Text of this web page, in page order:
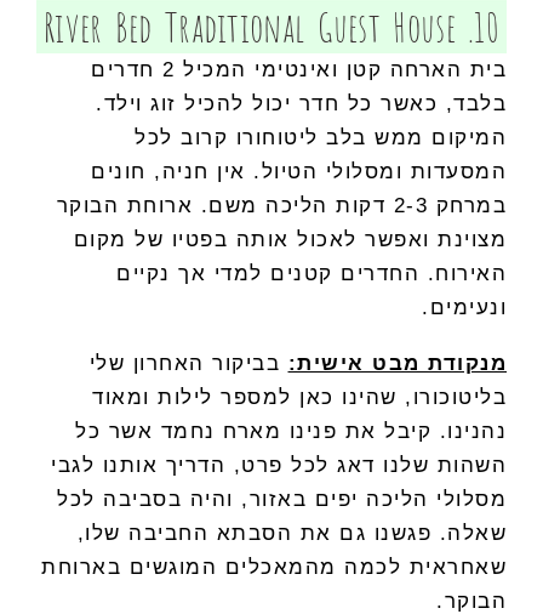
10. River Bed Traditional Guest House
בית הארחה קטן ואינטימי המכיל 2 חדרים
בלבד, כאשר כל חדר יכול להכיל זוג וילד.
המיקום ממש בלב ליטוחורו קרוב לכל
המסעדות ומסלולי הטיול. אין חניה, חונים
במרחק 2-3 דקות הליכה משם. ארוחת הבוקר
מצוינת ואפשר לאכול אותה בפטיו של מקום
האירוח. החדרים קטנים למדי אך נקיים
ונעימים.
מנקודת מבט אישית: בביקור האחרון שלי
בליטוכורו, שהינו כאן למספר לילות ומאוד
נהנינו. קיבל את פנינו מארח נחמד אשר כל
השהות שלנו דאג לכל פרט, הדריך אותנו לגבי
מסלולי הליכה יפים באזור, והיה בסביבה לכל
שאלה. פגשנו גם את הסבתא החביבה שלו,
שאחראית לכמה מהמאכלים המוגשים בארוחת
הבוקר.